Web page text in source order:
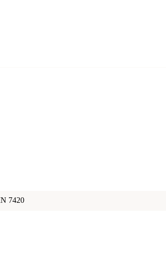
7420